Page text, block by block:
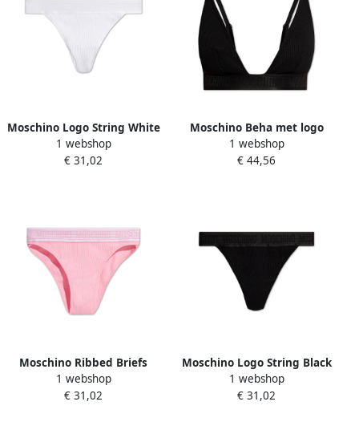
Moschino Logo String White
Dames
1 webshop
€ 31,02
Moschino Beha met logo
Black Dames
1 webshop
€ 44,56
Moschino Ribbed Briefs
Pink Dames
1 webshop
€ 31,02
Moschino Logo String Black
Dames
1 webshop
€ 31,02